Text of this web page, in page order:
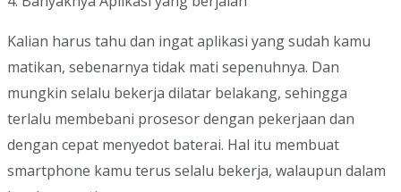
Kalian harus tahu dan ingat aplikasi yang sudah kamu
matikan, sebenarnya tidak mati sepenuhnya. Dan
mungkin selalu bekerja dilatar belakang, sehingga
terlalu membebani prosesor dengan pekerjaan dan
dengan cepat menyedot baterai. Hal itu membuat
smartphone kamu terus selalu bekerja, walaupun dalam